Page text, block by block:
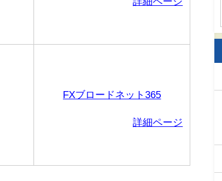
FXブロードネット365
詳細ページ